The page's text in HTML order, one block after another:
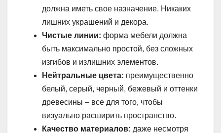
должна иметь свое назначение. Никаких
лишних украшений и декора.
Чистые линии: форма мебели должна
быть максимально простой, без сложных
изгибов и излишних элементов.
Нейтральные цвета: преимущественно
белый, серый, черный, бежевый и оттенки
древесины – все для того, чтобы
визуально расширить пространство.
Качество материалов: даже несмотря